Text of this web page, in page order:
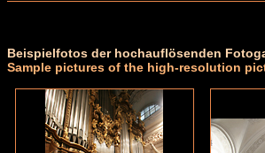
Beispielfotos der hochauflösenden
Sample pictures of the high-resolution